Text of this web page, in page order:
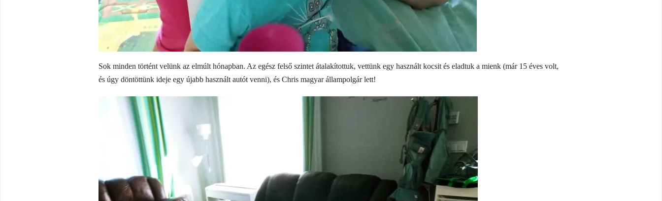
Sok minden történt velünk az elmúlt hónapban. Az egész felső szintet átalakítottuk, vettünk egy használt kocsit és eladtuk a mienk (már 15 éves volt,
és úgy döntöttünk ideje egy újabb használt autót venni), és Chris magyar állampolgár lett!